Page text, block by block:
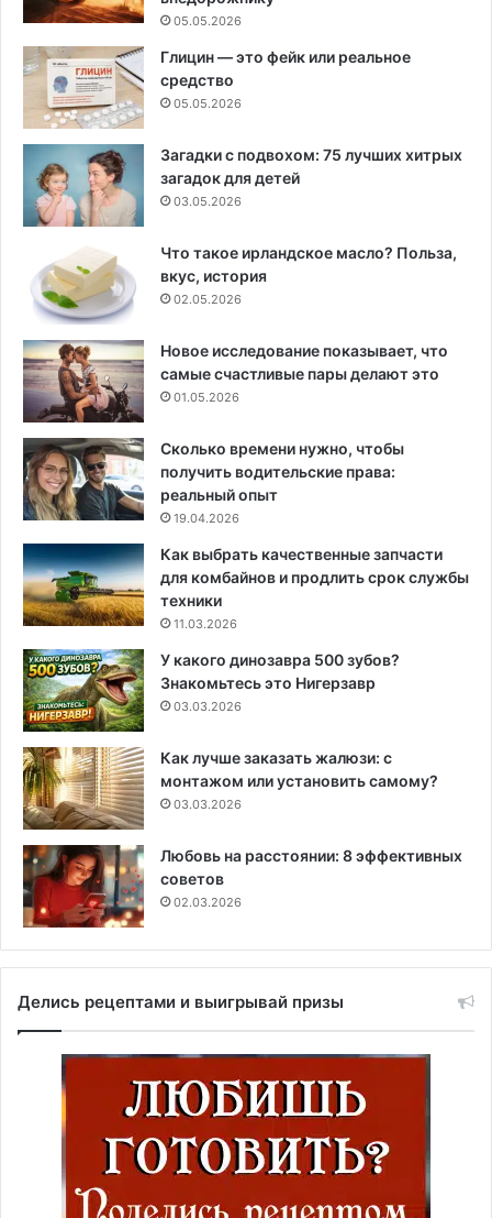
05.05.2026
Глицин — это фейк или реальное
средство
05.05.2026
Загадки с подвохом: 75 лучших хитрых
загадок для детей
03.05.2026
Что такое ирландское масло? Польза,
вкус, история
02.05.2026
Новое исследование показывает, что
самые счастливые пары делают это
01.05.2026
Сколько времени нужно, чтобы
получить водительские права:
реальный опыт
19.04.2026
Как выбрать качественные запчасти
для комбайнов и продлить срок службы
техники
11.03.2026
У какого динозавра 500 зубов?
Знакомьтесь это Нигерзавр
03.03.2026
Как лучше заказать жалюзи: с
монтажом или установить самому?
03.03.2026
Любовь на расстоянии: 8 эффективных
советов
02.03.2026
Делись рецептами и выигрывай призы